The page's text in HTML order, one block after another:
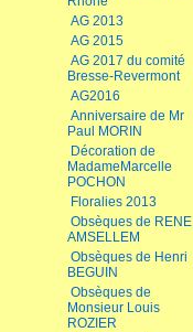
AG 2013
AG 2015
AG 2017 du comité
Bresse-Revermont
AG2016
Anniversaire de Mr
Paul MORIN
Décoration de
MadameMarcelle
POCHON
Floralies 2013
Obsèques de RENE
AMSELLEM
Obsèques de Henri
BEGUIN
Obsèques de
Monsieur Louis
ROZIER